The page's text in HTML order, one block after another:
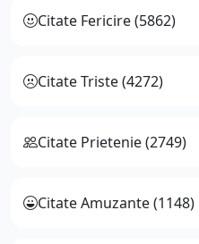
Citate Fericire (5862)
Citate Triste (4272)
Citate Prietenie (2749)
Citate Amuzante (1148)